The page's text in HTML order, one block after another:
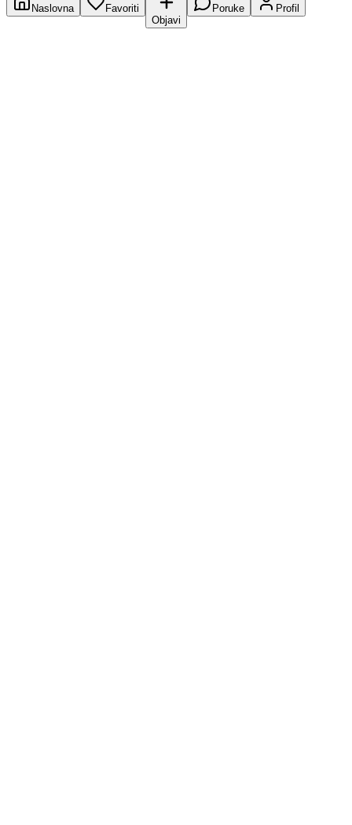
Naslovna
Favoriti
Objavi
Poruke Profil